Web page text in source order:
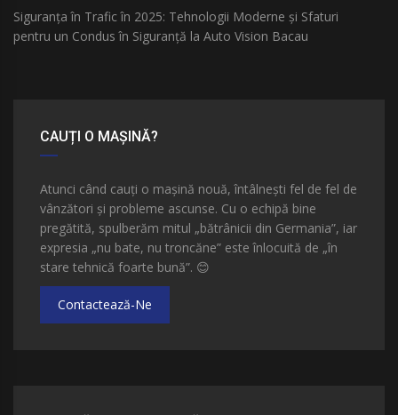
Siguranța în Trafic în 2025: Tehnologii Moderne și Sfaturi
pentru un Condus în Siguranță la Auto Vision Bacau
CAUȚI O MAȘINĂ?
Atunci când cauți o mașină nouă, întâlnești fel de fel de
vânzători și probleme ascunse. Cu o echipă bine
pregătită, spulberăm mitul „bătrânicii din Germania”, iar
expresia „nu bate, nu troncăne” este înlocuită de „în
stare tehnică foarte bună”. 😊
Contactează-Ne